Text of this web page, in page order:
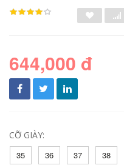
644,000 đ
CỠ GIÀY:
35
36 37 38